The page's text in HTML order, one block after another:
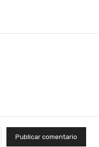
electrónico:*